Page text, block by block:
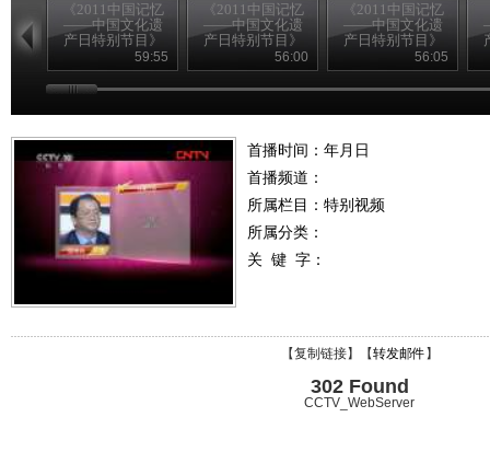
《2011中国记忆
——中国文化遗
产日特别节目》
20110611 （一）
59:55
《2011中国记忆
——中国文化遗
产日特别节目》
20110611 （二）
56:00
《2011中国记忆
——中国文化遗
产日特别节目》
20110611 （三）
56:05
首播时间：年月日
首播频道：
所属栏目： 特别视频
所属分类：
关 键 字：
【复制链接】【转发邮件 】
302 Found
CCTV_WebServer